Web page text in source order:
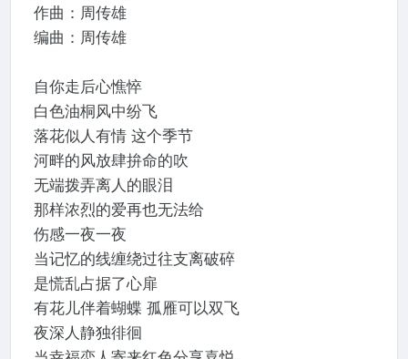
作曲：周传雄
编曲：周传雄
自你走后心憔悴
白色油桐风中纷飞
落花似人有情 这个季节
河畔的风放肆拚命的吹
无端拨弄离人的眼泪
那样浓烈的爱再也无法给
伤感一夜一夜
当记忆的线缠绕过往支离破碎
是慌乱占据了心扉
有花儿伴着蝴蝶 孤雁可以双飞
夜深人静独徘徊